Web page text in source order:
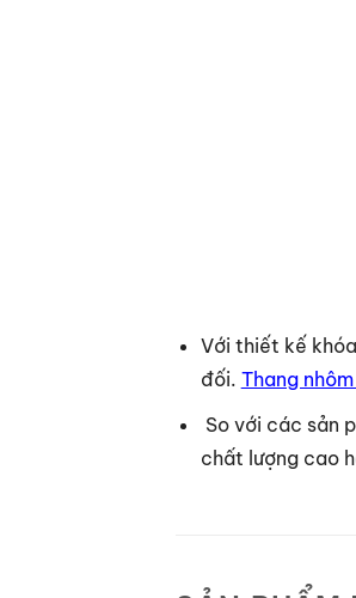
Với thiết kế
đối. Thang
So với các sản
chất lượng cao